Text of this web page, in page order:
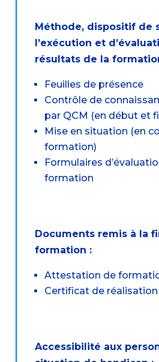
Méthode, dispositif de
l’exécution et
résultats de la
Feuilles de présence
Contrôle de
par QCM (en début et
Mise en situation (en
formation)
Formulaires
formation
Documents remis à la
formation :
Attestation de
Certificat de réalisation
Accessibilité aux